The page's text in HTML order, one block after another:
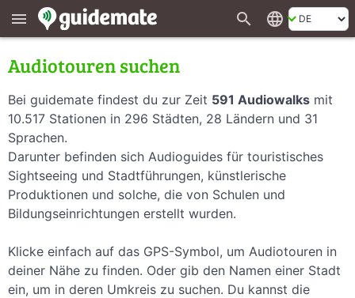
menu search language
Audiotouren suchen
Bei guidemate findest du zur Zeit 591 Audiowalks mit
10.517 Stationen in 296 Städten, 28 Ländern und 31
Sprachen.
Darunter befinden sich Audioguides für touristisches
Sightseeing und Stadtführungen, künstlerische
Produktionen und solche, die von Schulen und
Bildungseinrichtungen erstellt wurden.
Klicke einfach auf das GPS-Symbol, um Audiotouren in
deiner Nähe zu finden. Oder gib den Namen einer Stadt
ein, um in deren Umkreis zu suchen. Du kannst die